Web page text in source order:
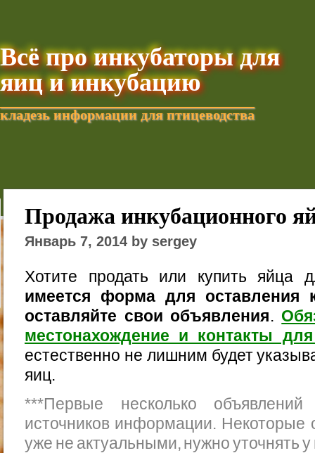
Всё про инкубаторы для
яиц и инкубацию
кладезь информации для птицеводства
Добавить текущую
Продажа инкубационного
Январь 7, 2014 by sergey
Хотите продать или купить яйца
имеется форма для оставления
оставляйте свои объявления.
местонахождение и контакты
естественно не лишним будет
яиц.
***Первые несколько
источников информации. Некоторые
уже не актуальными, нужно уточнять